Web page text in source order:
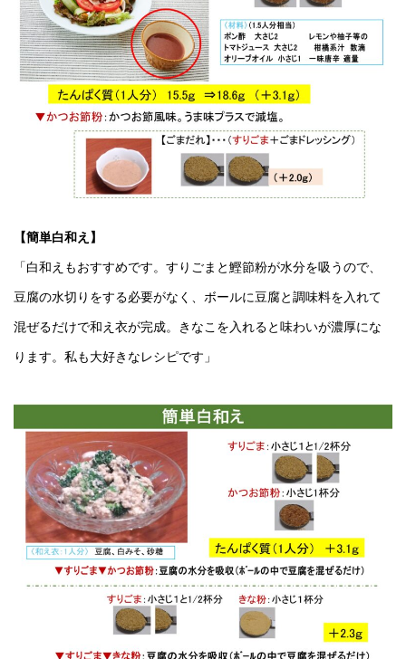
【簡単白和え】
「白和えもおすすめです。すりごまと鰹節粉が水分を吸うので、
豆腐の水切りをする必要がなく、ボールに豆腐と調味料を入れて
混ぜるだけで和え衣が完成。きなこを入れると味わいが濃厚にな
ります。私も大好きなレシピです」